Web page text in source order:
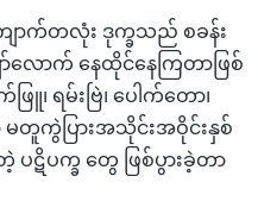
ာက်တလုံး ဒုက္ခသည် စခန်း
လောက် နေထိုင်နေကြတာဖြစ်
ြူ၊ ရမ်းဗြဲ၊ ပေါက်တော၊
မတူကွဲပြားအသိုင်းအဝိုင်းနှစ်
ပဋိပက္ခ တွေ ဖြစ်ပွားခဲ့တာ